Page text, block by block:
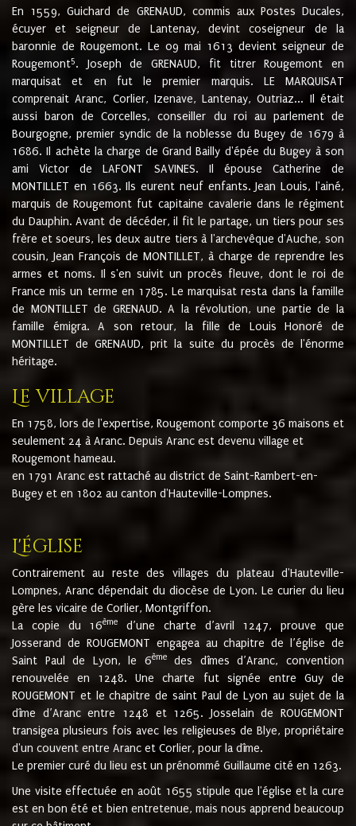
En 1559, Guichard de GRENAUD, commis aux Postes Ducales,
écuyer et seigneur de Lantenay, devint coseigneur de la
baronnie de Rougemont. Le 09 mai 1613 devient seigneur de
Rougemont5. Joseph de GRENAUD, fit titrer Rougemont en
marquisat et en fut le premier marquis. LE MARQUISAT
comprenait Aranc, Corlier, Izenave, Lantenay, Outriaz... Il était
aussi baron de Corcelles, conseiller du roi au parlement de
Bourgogne, premier syndic de la noblesse du Bugey de 1679 à
1686. Il achète la charge de Grand Bailly d'épée du Bugey à son
ami Victor de LAFONT SAVINES. Il épouse Catherine de
MONTILLET en 1663. Ils eurent neuf enfants. Jean Louis, l'ainé,
marquis de Rougemont fut capitaine cavalerie dans le régiment
du Dauphin. Avant de décéder, il fit le partage, un tiers pour ses
frère et soeurs, les deux autre tiers à l'archevêque d'Auche, son
cousin, Jean François de MONTILLET, à charge de reprendre les
armes et noms. Il s'en suivit un procès fleuve, dont le roi de
France mis un terme en 1785. Le marquisat resta dans la famille
de MONTILLET de GRENAUD. A la révolution, une partie de la
famille émigra. A son retour, la fille de Louis Honoré de
MONTILLET de GRENAUD, prit la suite du procès de l'énorme
héritage.
Le village
En 1758, lors de l'expertise, Rougemont comporte 36 maisons et
seulement 24 à Aranc. Depuis Aranc est devenu village et
Rougemont hameau.
en 1791 Aranc est rattaché au district de Saint-Rambert-en-
Bugey et en 1802 au canton d'Hauteville-Lompnes.
L'église
Contrairement au reste des villages du plateau d'Hauteville-
Lompnes, Aranc dépendait du diocèse de Lyon. Le curier du lieu
gère les vicaire de Corlier, Montgriffon.
La copie du 16ème
d’une charte d’avril 1247, prouve que
Josserand de ROUGEMONT engagea au chapitre de l’église de
Saint Paul de Lyon, le 6èmedes dîmes d’Aranc, convention
renouvelée en 1248. Une charte fut signée entre Guy de
ROUGEMONT et le chapitre de saint Paul de Lyon au sujet de la
dîme d’Aranc entre 1248 et 1265. Josselain de ROUGEMONT
transigea plusieurs fois avec les religieuses de Blye, propriétaire
d'un couvent entre Aranc et Corlier, pour la dîme.
Le premier curé du lieu est un prénommé Guillaume cité en 1263.
Une visite effectuée en août 1655 stipule que l'église et la cure
est en bon été et bien entretenue, mais nous apprend beaucoup